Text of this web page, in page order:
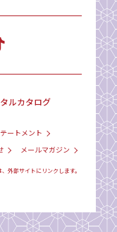
ルカタログ
ートメント
メールマガジン
外部サイトにリンクします。